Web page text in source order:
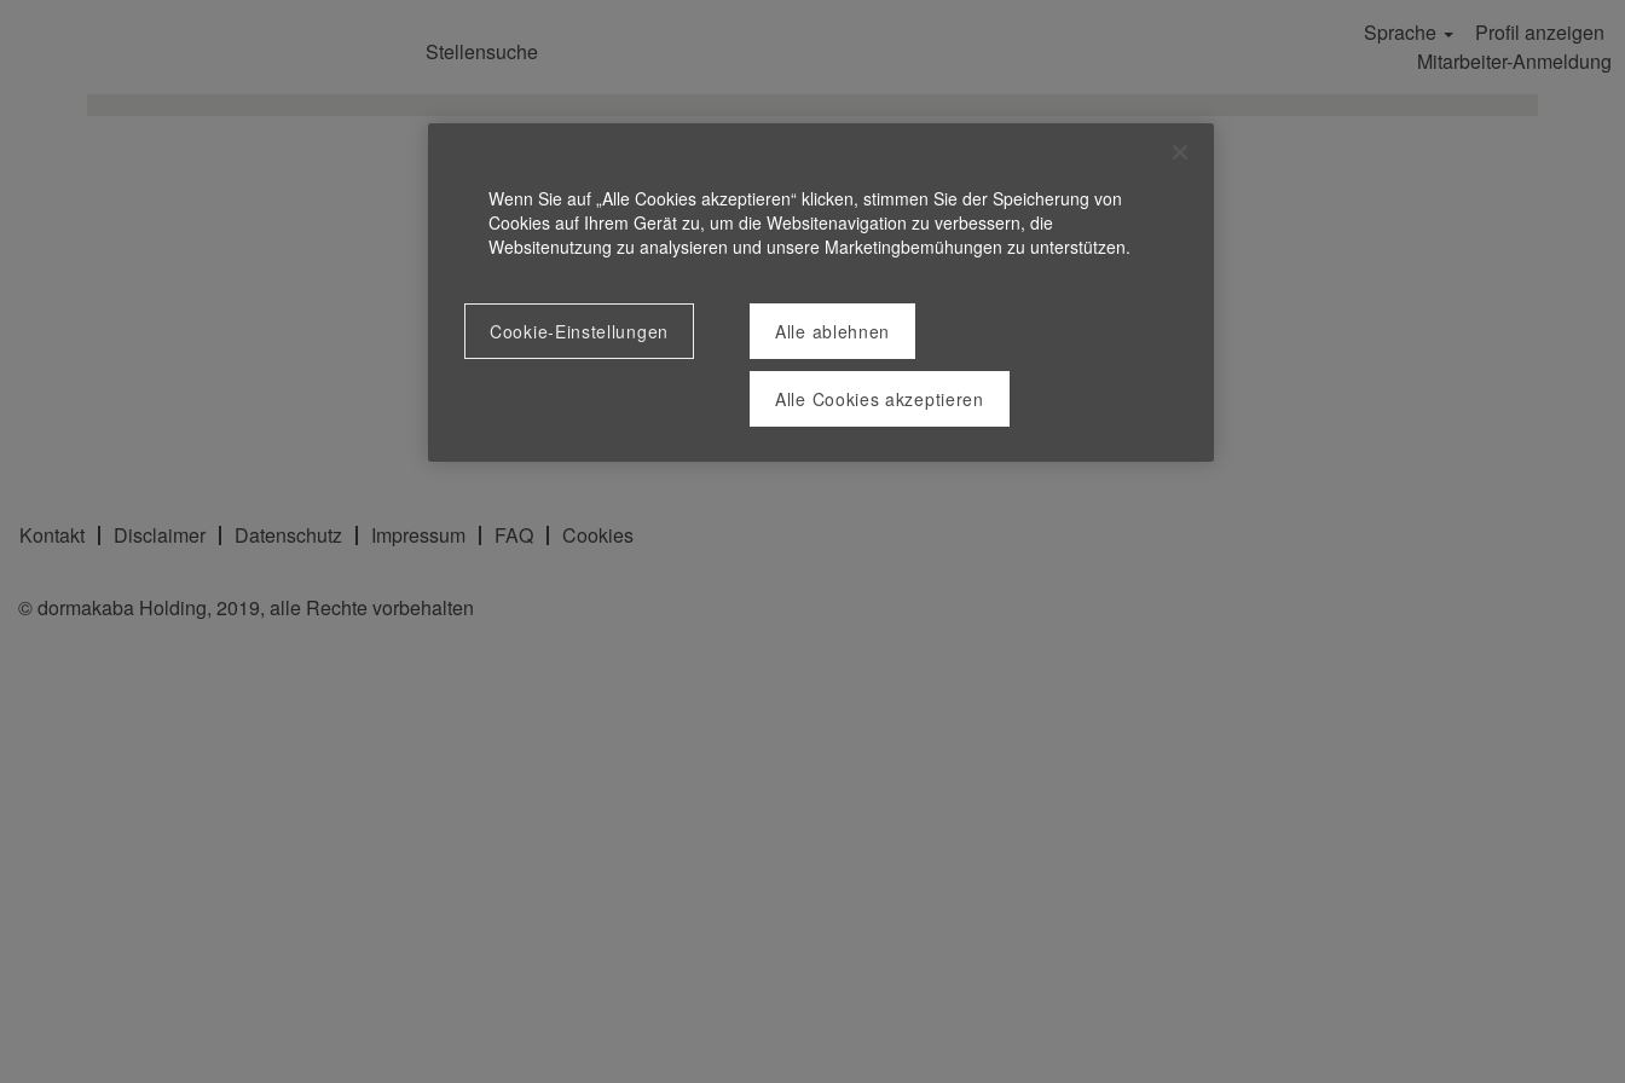
Stellensuche
Sprache
Profil anzeigen
Mitarbeiter-Anmeldung
Stellen suchen
Kontakt Disclaimer Datenschutz Impressum FAQ Cookies
© dormakaba Holding, 2019, alle Rechte vorbehalten
Wenn Sie auf „Alle Cookies akzeptieren“ klicken, stimmen Sie der Speicherung von
Cookies auf Ihrem Gerät zu, um die Websitenavigation zu verbessern, die
Websitenutzung zu analysieren und unsere Marketingbemühungen zu unterstützen.
Cookie-Einstellungen Alle ablehnen
Alle Cookies akzeptieren